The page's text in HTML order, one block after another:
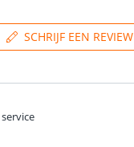
SCHRIJF EEN REVIEW